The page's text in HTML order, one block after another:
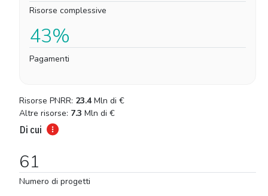
Risorse complessive
43%
Pagamenti
Risorse PNRR: 23.4 Mln di €
Altre risorse: 7.3 Mln di €
Di cui
61
Numero di progetti